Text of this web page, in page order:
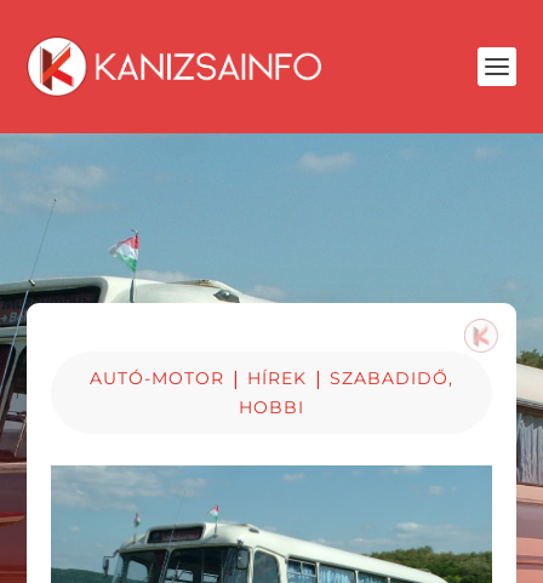
AUTÓ-MOTOR | HÍREK | SZABADIDŐ,
HOBBI